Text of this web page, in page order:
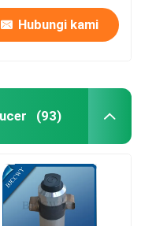
Hubungi kami
(93)